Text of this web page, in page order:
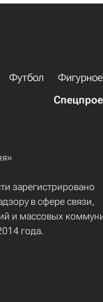
Футбол
зарегистрировано
в сфере связи,
и массовых
года.